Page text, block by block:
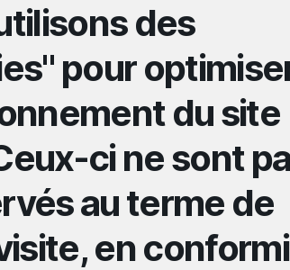
des
pour
du site
ci ne sont
au terme de
en